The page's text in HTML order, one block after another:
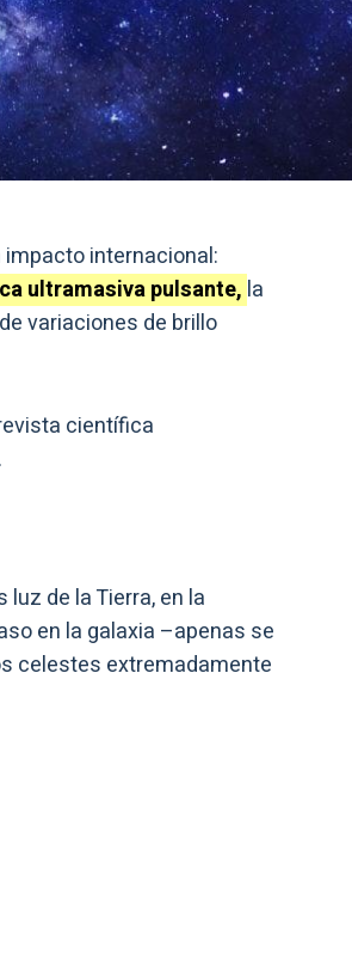
internacional:
ultramasiva pulsante, la
variaciones de brillo
científica
de la Tierra, en la
en la galaxia –apenas se
celestes extremadamente